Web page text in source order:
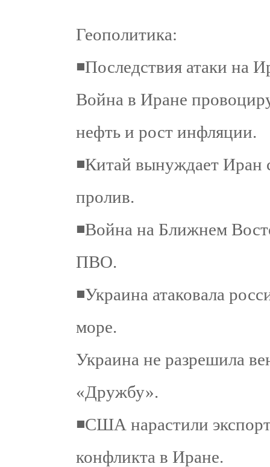
Геополитика:
◾️Последствия атаки на
Война в Иране
нефть и рост инфляции.
◾️Китай вынуждает
пролив.
◾️Война на Ближнем
ПВО.
◾️Украина атаковала
море.
Украина не разрешила
«Дружбу».
◾️США нарастили
конфликта в Иране.